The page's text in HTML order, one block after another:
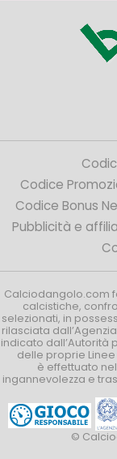
Codice
Codice Bonus
Pubblicità e
Calciodangolo.com
calcistiche,
selezionati, in
rilasciata
indicato dall’Autorità
delle proprie
è effettuato
ingannevolezza e
©